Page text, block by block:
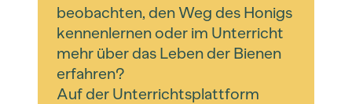
beobachten, den Weg des Honigs
kennenlernen oder im Unterricht
mehr über das Leben der Bienen
erfahren?
Auf der Unterrichtsplattform